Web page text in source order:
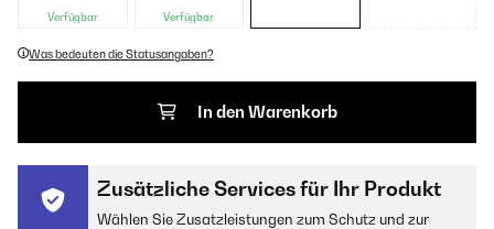
Verfügbar Verfügbar
Was bedeuten die Statusangaben?
In den Warenkorb
Zusätzliche Services für Ihr Produkt
Wählen Sie Zusatzleistungen zum Schutz und zur